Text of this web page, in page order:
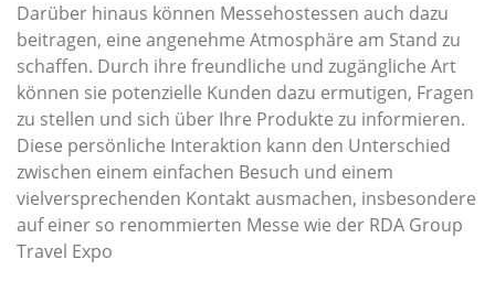
Darüber hinaus können Messehostessen auch dazu
beitragen, eine angenehme Atmosphäre am Stand zu
schaffen. Durch ihre freundliche und zugängliche Art
können sie potenzielle Kunden dazu ermutigen, Fragen
zu stellen und sich über Ihre Produkte zu informieren.
Diese persönliche Interaktion kann den Unterschied
zwischen einem einfachen Besuch und einem
vielversprechenden Kontakt ausmachen, insbesondere
auf einer so renommierten Messe wie der RDA Group
Travel Expo